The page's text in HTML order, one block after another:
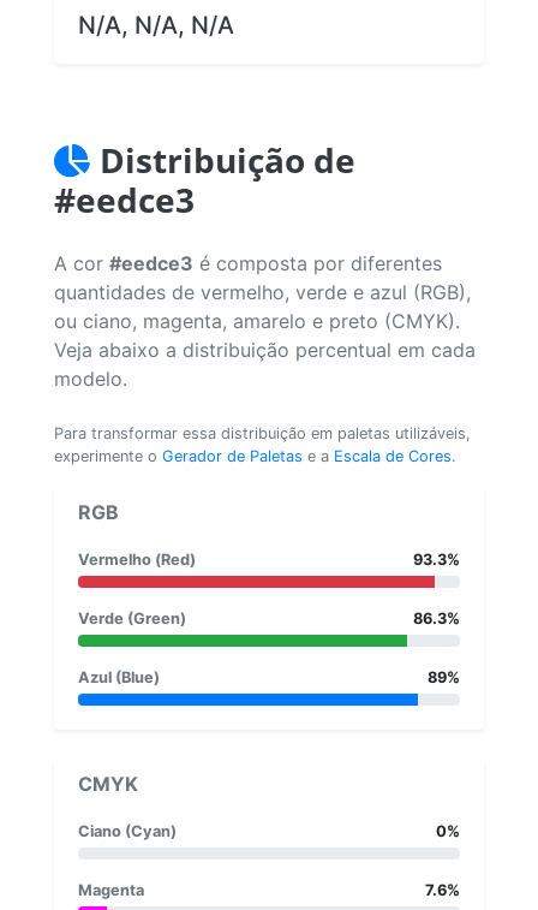
N/A, N/A, N/A
Distribuição de
#eedce3
A cor #eedce3 é composta por diferentes
quantidades de vermelho, verde e azul (RGB),
ou ciano, magenta, amarelo e preto (CMYK).
Veja abaixo a distribuição percentual em cada
modelo.
Para transformar essa distribuição em paletas utilizáveis,
experimente o Gerador de Paletas e a Escala de Cores.
RGB
Vermelho (Red) 93.3%
Verde (Green) 86.3%
Azul (Blue) 89%
CMYK
Ciano (Cyan) 0%
Magenta 7.6%